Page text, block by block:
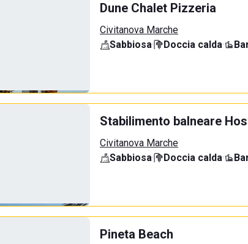
Dune Chalet Pizzeria
Civitanova Marche
Sabbiosa· Doccia calda·
Stabilimento balneare
Civitanova Marche
Sabbiosa· Doccia calda·
Pineta Beach